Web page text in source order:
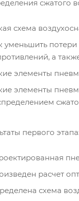
сжатого
схема
уменьшить потери
а
элементы
элементы
первого
расчет
схема